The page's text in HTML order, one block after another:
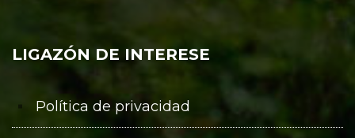
LIGAZÓN DE INTERESE
Política de privacidad